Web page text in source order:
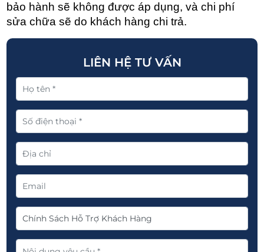
bảo hành sẽ không được áp dụng, và chi phí
sửa chữa sẽ do khách hàng chi trả.
LIÊN HỆ TƯ VẤN